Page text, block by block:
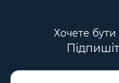
Хочете бути